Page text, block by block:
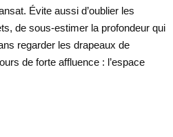
Évite aussi d’oublier les
de sous-estimer la profondeur qui
regarder les drapeaux de
de forte affluence : l’espace